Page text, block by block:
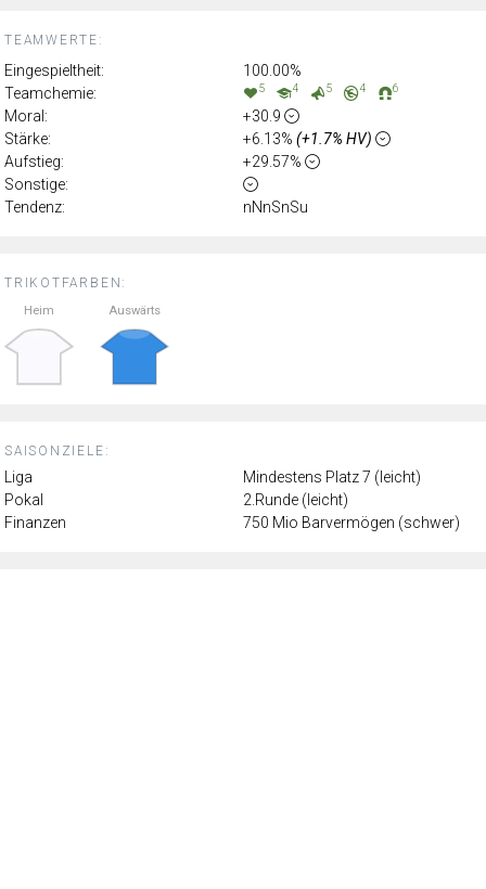
TRIKOTFARBEN:
Heim Auswärts
SAISONZIELE:
Liga
Mindestens Platz 7 (leicht)
Pokal
2.Runde (leicht)
Finanzen
750 Mio Barvermögen (schwer)
TEAMWERTE:
Eingespieltheit:
100.00%
Teamchemie:
5 4 5 4 6
Moral:
+30.9
Stärke:
+6.13% (+1.7% HV)
Aufstieg:
+29.57%
Sonstige:
Tendenz:
nNnSnSu